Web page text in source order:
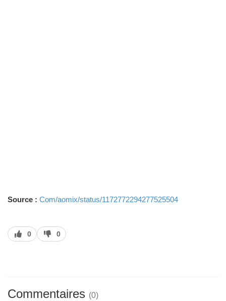
Source : Com/aomix/status/1172772294277525504
J’aime
0
J’aime
pas
0
Commentaires (0)